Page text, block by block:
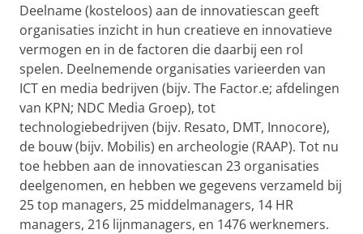
Deelname (kosteloos) aan de innovatiescan geeft
organisaties inzicht in hun creatieve en innovatieve
vermogen en in de factoren die daarbij een rol
spelen. Deelnemende organisaties varieerden van
ICT en media bedrijven (bijv. The Factor.e; afdelingen
van KPN; NDC Media Groep), tot
technologiebedrijven (bijv. Resato, DMT, Innocore),
de bouw (bijv. Mobilis) en archeologie (RAAP). Tot nu
toe hebben aan de innovatiescan 23 organisaties
deelgenomen, en hebben we gegevens verzameld bij
25 top managers, 25 middelmanagers, 14 HR
managers, 216 lijnmanagers, en 1476 werknemers.